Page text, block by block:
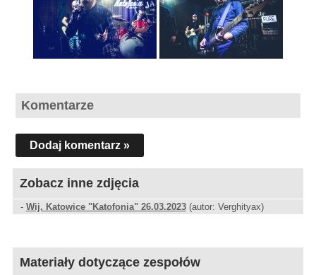
Komentarze
Dodaj komentarz »
Zobacz inne zdjęcia
- Wij, Katowice "Katofonia" 26.03.2023(autor: Verghityax)
Materiały dotyczące zespołów